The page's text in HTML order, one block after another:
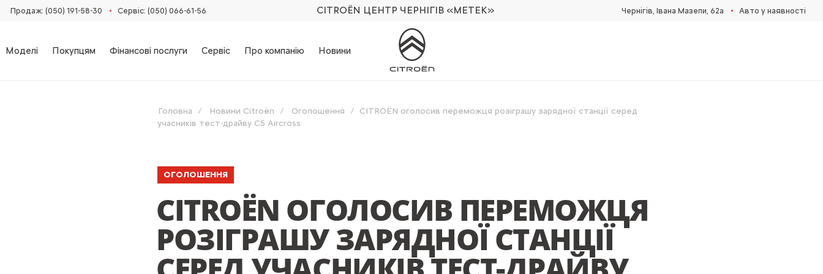
Продаж: (050) 191-58-30 • Сервіс: (050) 066-61-56 CITROËN ЦЕНТР ЧЕРНІГІВ «МЕТЕК» Чернігів, Івана Мазепи, 62а • Авто у наявності
Моделі Покупцям Фінансові послуги Сервіс Про компанію Новини
Головна Новини Citroën Оголошення
CITROËN оголосив переможця розіграшу зарядної станції серед
учасників тест-драйву C5 Aircross
ОГОЛОШЕННЯ
CITROËN ОГОЛОСИВ ПЕРЕМОЖЦЯ
РОЗІГРАШУ ЗАРЯДНОЇ СТАНЦІЇ